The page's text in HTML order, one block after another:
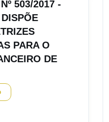
503/2017 -
PARA O
DE